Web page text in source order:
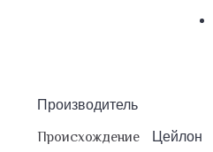
Производитель
Происхождение Цейлон